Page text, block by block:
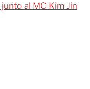
junto al MC Kim Jin